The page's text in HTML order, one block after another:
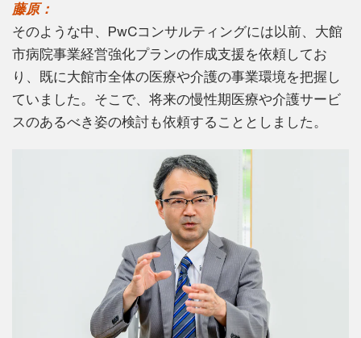
藤原：
そのような中、PwCコンサルティングには以前、大館
市病院事業経営強化プランの作成支援を依頼してお
り、既に大館市全体の医療や介護の事業環境を把握し
ていました。そこで、将来の慢性期医療や介護サービ
スのあるべき姿の検討も依頼することとしました。